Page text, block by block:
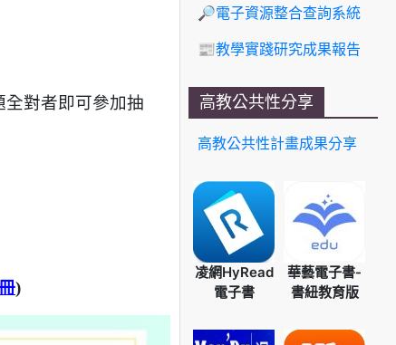
對者即可參加抽
)
🔎電子資源整合查詢系統
📰教學實踐研究成果報告
高教公共性分享
高教公共性計畫成果分享
凌網HyRead
電子書
華藝電子書-
書紐教育版